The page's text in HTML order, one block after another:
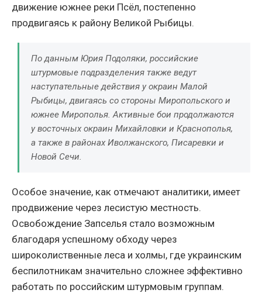
движение южнее реки Псёл, постепенно
продвигаясь к району Великой Рыбицы.
По данным Юрия Подоляки, российские
штурмовые подразделения также ведут
наступательные действия у окраин Малой
Рыбицы, двигаясь со стороны Миропольского и
южнее Мирополья. Активные бои продолжаются
у восточных окраин Михайловки и Краснополья,
а также в районах Иволжанского, Писаревки и
Новой Сечи.
Особое значение, как отмечают аналитики, имеет
продвижение через лесистую местность.
Освобождение Запселья стало возможным
благодаря успешному обходу через
широколиственные леса и холмы, где украинским
беспилотникам значительно сложнее эффективно
работать по российским штурмовым группам.